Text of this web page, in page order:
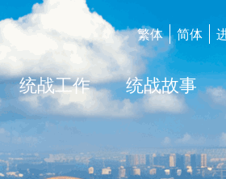
繁体 简体
统战工作 统战故事